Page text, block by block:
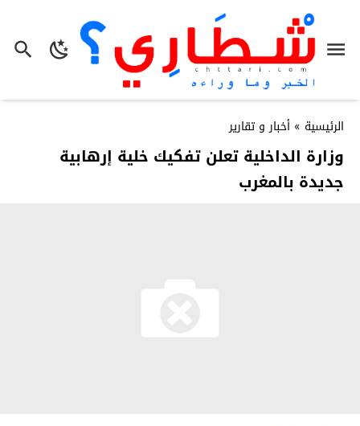
الرئيسية » أخبار و تقارير
وزارة الداخلية تعلن تفكيك خلية إرهابية
جديدة بالمغرب